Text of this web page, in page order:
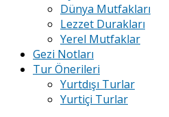
Dünya Mutfakları
Lezzet Durakları
Yerel Mutfaklar
Gezi Notları
Tur Önerileri
Yurtdışı Turlar
Yurtiçi Turlar